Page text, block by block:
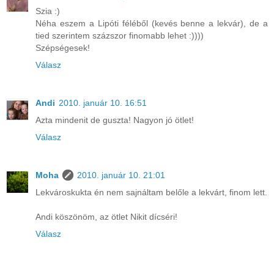
Szia :)
Néha eszem a Lipóti féléből (kevés benne a lekvár), de a
tied szerintem százszor finomabb lehet :))))
Szépségesek!
Válasz
Andi 2010. január 10. 16:51
Azta mindenit de guszta! Nagyon jó ötlet!
Válasz
Moha
2010. január 10. 21:01
Lekvároskukta én nem sajnáltam belőle a lekvárt, finom lett.
Andi köszönöm, az ötlet Nikit dícséri!
Válasz